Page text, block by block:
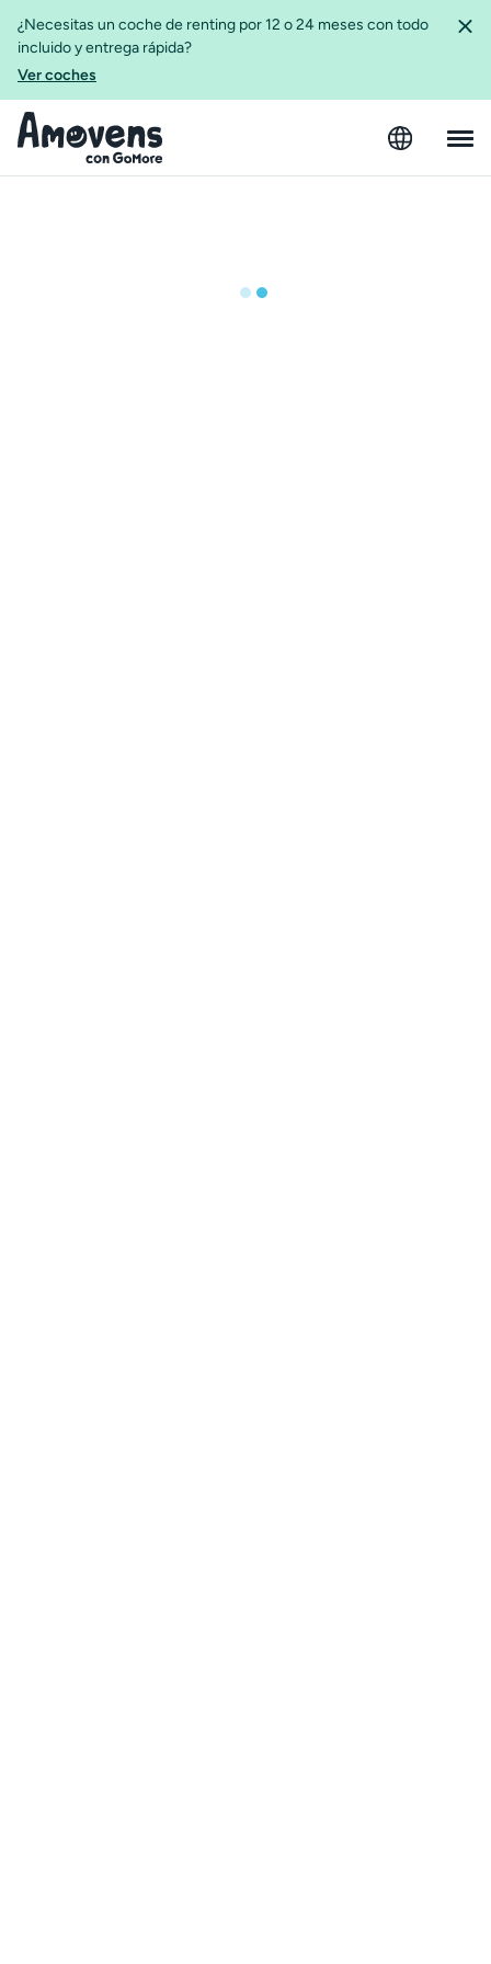
¿Necesitas un coche de renting por 12 o 24 meses con todo
incluido y entrega rápida?
Ver coches